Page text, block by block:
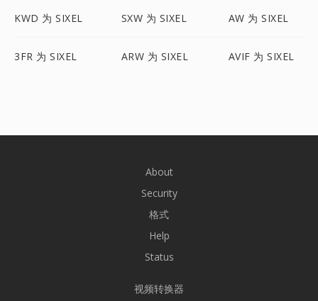
KWD 为 SIXEL SXW 为 SIXEL AW 为 SIXEL
3FR 为 SIXEL ARW 为 SIXEL AVIF 为 SIXEL
About
Security
格式
Help
Status
视频转换器